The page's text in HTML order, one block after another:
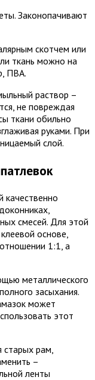
Законопачивают
скотчем или
ткань можно на
ПВА.
раствор –
не повреждая
ткани обильно
руками. При
слой.
смесей. Для этой
основе,
1:1, а
металлического
засыхания.
может
этот
старых рам,
–
ленты